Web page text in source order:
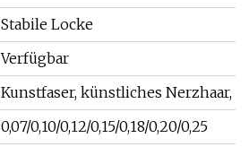
Stabile Locke
Verfügbar
Kunstfaser, künstliches Nerzhaar,
0,07/0,10/0,12/0,15/0,18/0,20/0,25